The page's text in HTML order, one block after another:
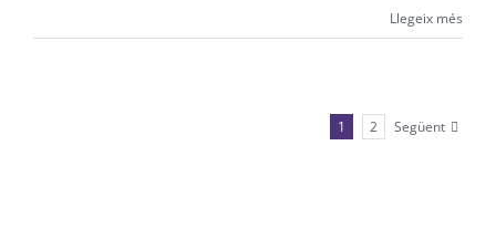
Llegeix més
1 2 Següent